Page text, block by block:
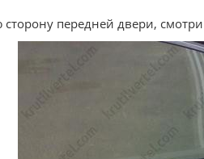
передней двери,